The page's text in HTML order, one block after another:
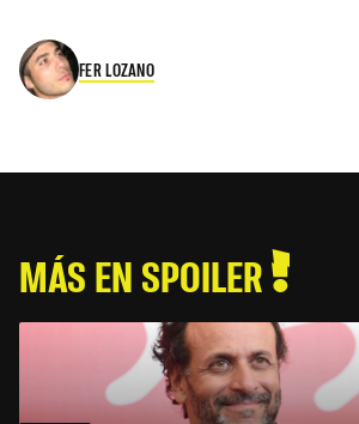
FER LOZANO
MÁS EN SPOILER